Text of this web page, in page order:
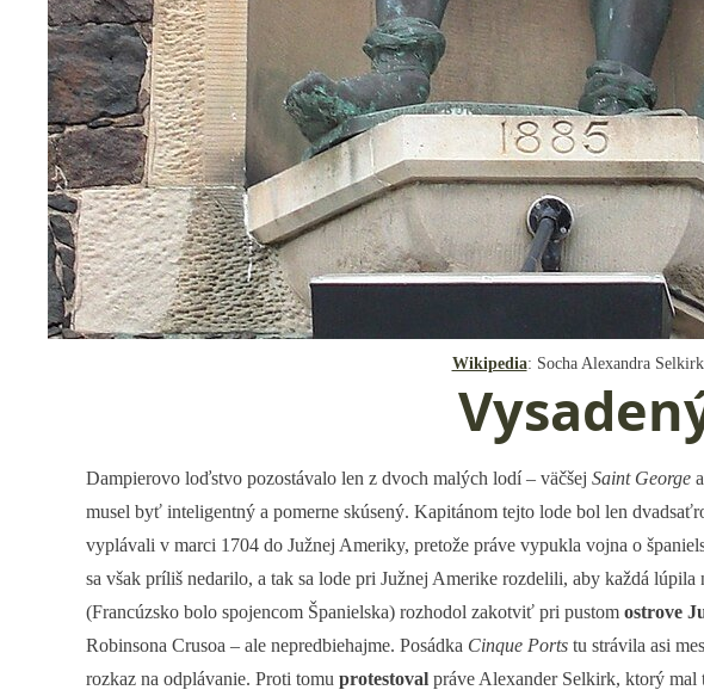
Wikipedia: Socha Alexandra
Dampierovo loďstvo pozostávalo len z dvoch malých lodí – väčšej Saint George
musel byť inteligentný a pomerne skúsený. Kapitánom tejto lode bol len
vyplávali v marci 1704 do Južnej Ameriky, pretože práve vypukla vojna o
sa však príliš nedarilo, a tak sa lode pri Južnej Amerike rozdelili, aby každá
(Francúzsko bolo spojencom Španielska) rozhodol zakotviť pri pustom ostrove
Robinsona Crusoa – ale nepredbiehajme. Posádka Cinque Ports tu strávila asi
rozkaz na odplávanie. Proti tomu protestoval práve Alexander Selkirk, ktorý mal